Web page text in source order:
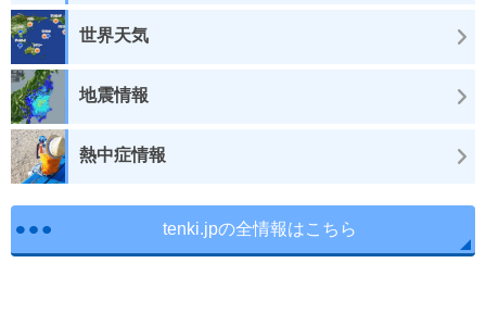
世界天気
地震情報
熱中症情報
tenki.jpの全情報はこちら